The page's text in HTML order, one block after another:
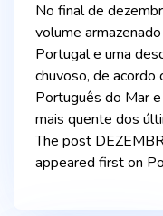
No final de
volume
Portugal e uma
chuvoso, de
Português do Mar
mais quente dos
The post
appeared first on